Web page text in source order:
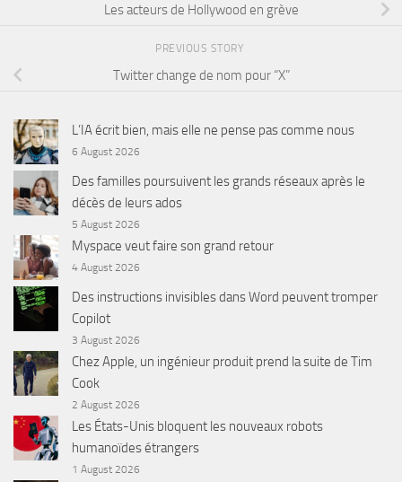
Les acteurs de Hollywood en grève
PREVIOUS STORY
Twitter change de nom pour “X”
L’IA écrit bien, mais elle ne pense pas comme nous
6 August 2026
Des familles poursuivent les grands réseaux après le
décès de leurs ados
5 August 2026
Myspace veut faire son grand retour
4 August 2026
Des instructions invisibles dans Word peuvent tromper
Copilot
3 August 2026
Chez Apple, un ingénieur produit prend la suite de Tim
Cook
2 August 2026
Les États-Unis bloquent les nouveaux robots
humanoïdes étrangers
1 August 2026